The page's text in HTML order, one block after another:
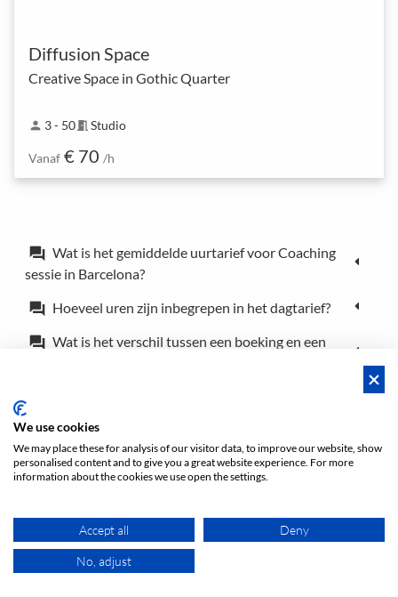
Diffusion Space
Creative Space in Gothic Quarter
person 3 - 50meeting_room Studio
Vanaf € 70 /h
forum Wat is het gemiddelde uurtarief voor Coaching
sessie in Barcelona?
forum Hoeveel uren zijn inbegrepen in het dagtarief?
forum Wat is het verschil tussen een boeking en een
boeken?
Niet gevonden wat u zocht?
Ontdek meer locaties in onze andere categorieën.
We use cookies
We may place these for analysis of our visitor data, to improve our website, show
personalised content and to give you a great website experience. For more
information about the cookies we use open the settings.
Accept all Deny
No, adjust